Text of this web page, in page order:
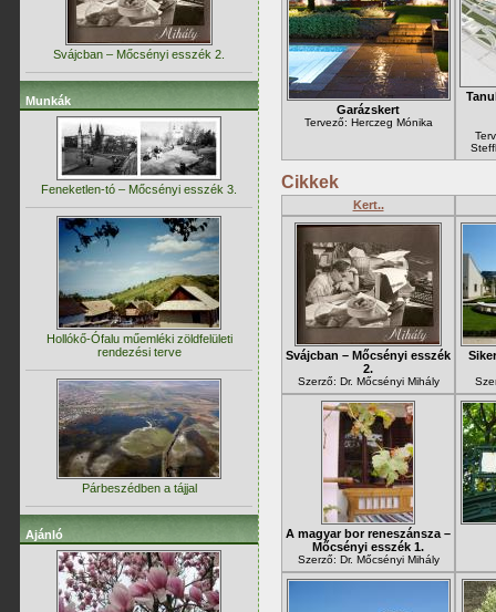
Svájcban – Mőcsényi esszék 2.
Munkák
Feneketlen-tó – Mőcsényi esszék 3.
Hollókő-Ófalu műemléki zöldfelületi
rendezési terve
Párbeszédben a tájjal
Ajánló
Garázskert
Tervező: Herczeg Mónika
Cikkek
Kert..
Svájcban – Mőcsényi esszék
2.
Szerző: Dr. Mőcsényi Mihály
A magyar bor reneszánsza –
Mőcsényi esszék 1.
Szerző: Dr. Mőcsényi Mihály